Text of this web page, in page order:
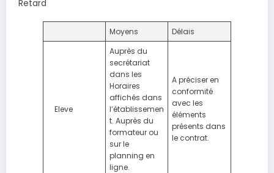
Retard
Moyens Délais
Eleve
Auprès du
secrétariat
dans les
Horaires
affichés dans
l’établissemen
t. Auprès du
formateur ou
sur le
planning en
ligne.
A préciser en
conformité
avec les
éléments
présents dans
le contrat.